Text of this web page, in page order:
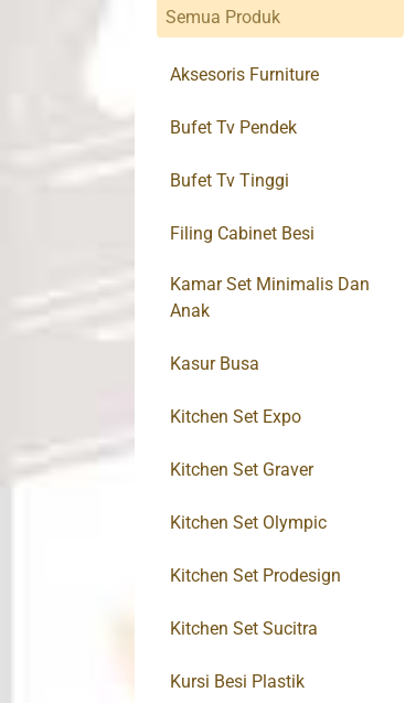
Semua Produk
Aksesoris Furniture
Bufet Tv Pendek
Bufet Tv Tinggi
Filing Cabinet Besi
Kamar Set Minimalis Dan
Anak
Kasur Busa
Kitchen Set Expo
Kitchen Set Graver
Kitchen Set Olympic
Kitchen Set Prodesign
Kitchen Set Sucitra
Kursi Besi Plastik